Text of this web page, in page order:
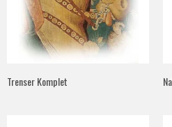
Trenser Komplet